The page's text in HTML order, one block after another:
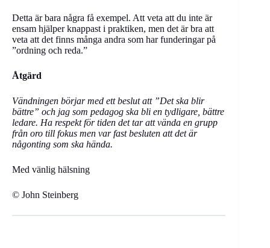
Detta är bara några få exempel. Att veta att du inte är
ensam hjälper knappast i praktiken, men det är bra att
veta att det finns många andra som har funderingar på
”ordning och reda.”
Åtgärd
Vändningen börjar med ett beslut att ”Det ska blir
bättre” och jag som pedagog ska bli en tydligare, bättre
ledare. Ha respekt för tiden det tar att vända en grupp
från oro till fokus men var fast besluten att det är
någonting som ska hända.
Med vänlig hälsning
© John Steinberg